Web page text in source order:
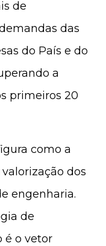
de
das
do País e do
a
primeiros 20
como a
dos
engenharia.
de
é o vetor